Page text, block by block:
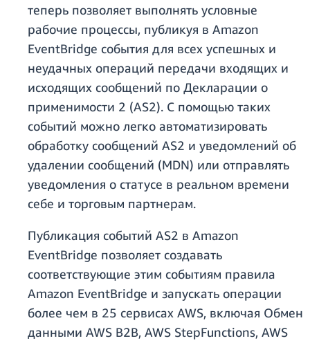
теперь позволяет выполнять условные
рабочие процессы, публикуя в Amazon
EventBridge события для всех успешных и
неудачных операций передачи входящих и
исходящих сообщений по Декларации о
применимости 2 (AS2). С помощью таких
событий можно легко автоматизировать
обработку сообщений AS2 и уведомлений об
удалении сообщений (MDN) или отправлять
уведомления о статусе в реальном времени
себе и торговым партнерам.
Публикация событий AS2 в Amazon
EventBridge позволяет создавать
соответствующие этим событиям правила
Amazon EventBridge и запускать операции
более чем в 25 сервисах AWS, включая Обмен
данными AWS B2B, AWS StepFunctions, AWS